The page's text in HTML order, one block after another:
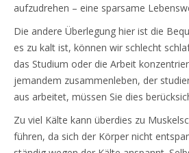
aufzudrehen – eine sparsame
Die andere Überlegung hier ist die
es zu kalt ist, können wir schlecht
das Studium oder die Arbeit
jemandem zusammenleben, der
aus arbeitet, müssen Sie dies
Zu viel Kälte kann überdies zu
führen, da sich der Körper nicht